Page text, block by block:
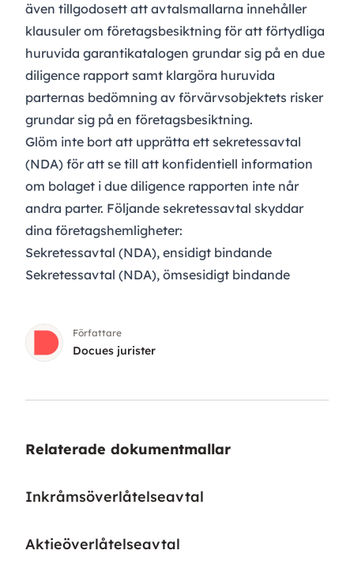
även tillgodosett att avtalsmallarna innehåller
klausuler om företagsbesiktning för att förtydliga
huruvida garantikatalogen grundar sig på en due
diligence rapport samt klargöra huruvida
parternas bedömning av förvärvsobjektets risker
grundar sig på en företagsbesiktning.
Glöm inte bort att upprätta ett sekretessavtal
(NDA) för att se till att konfidentiell information
om bolaget i due diligence rapporten inte når
andra parter. Följande sekretessavtal skyddar
dina företagshemligheter:
Sekretessavtal (NDA), ensidigt bindande
Sekretessavtal (NDA), ömsesidigt bindande
Författare
Docues jurister
Relaterade dokumentmallar
Inkråmsöverlåtelseavtal
Aktieöverlåtelseavtal